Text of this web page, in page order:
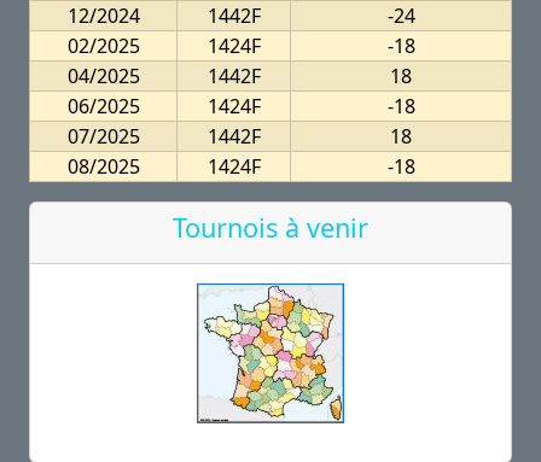
12/2024
1442F
-24
02/2025
1424F
-18
04/2025
1442F
18
06/2025
1424F
-18
07/2025
1442F
18
08/2025
1424F -18
Tournois à venir